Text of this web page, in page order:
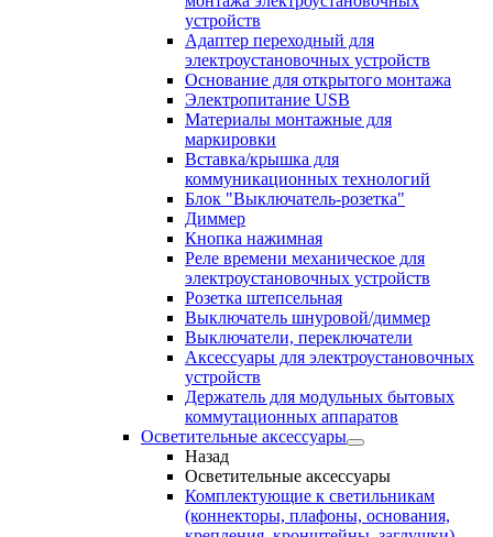
устройств
Адаптер переходный для
электроустановочных устройств
Основание для открытого монтажа
Электропитание USB
Материалы монтажные для
маркировки
Вставка/крышка для
коммуникационных технологий
Блок "Выключатель-розетка"
Диммер
Кнопка нажимная
Реле времени механическое для
электроустановочных устройств
Розетка штепсельная
Выключатель шнуровой/диммер
Выключатели, переключатели
Аксессуары для электроустановочных
устройств
Держатель для модульных бытовых
коммутационных аппаратов
Осветительные аксессуары
Назад
Осветительные аксессуары
Комплектующие к светильникам
(коннекторы, плафоны, основания,